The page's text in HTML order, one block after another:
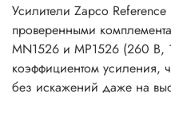
Усилители Zapco
проверенными
MN1526 и MP1526 (260 В,
коэффициентом усиления,
без искажений даже на